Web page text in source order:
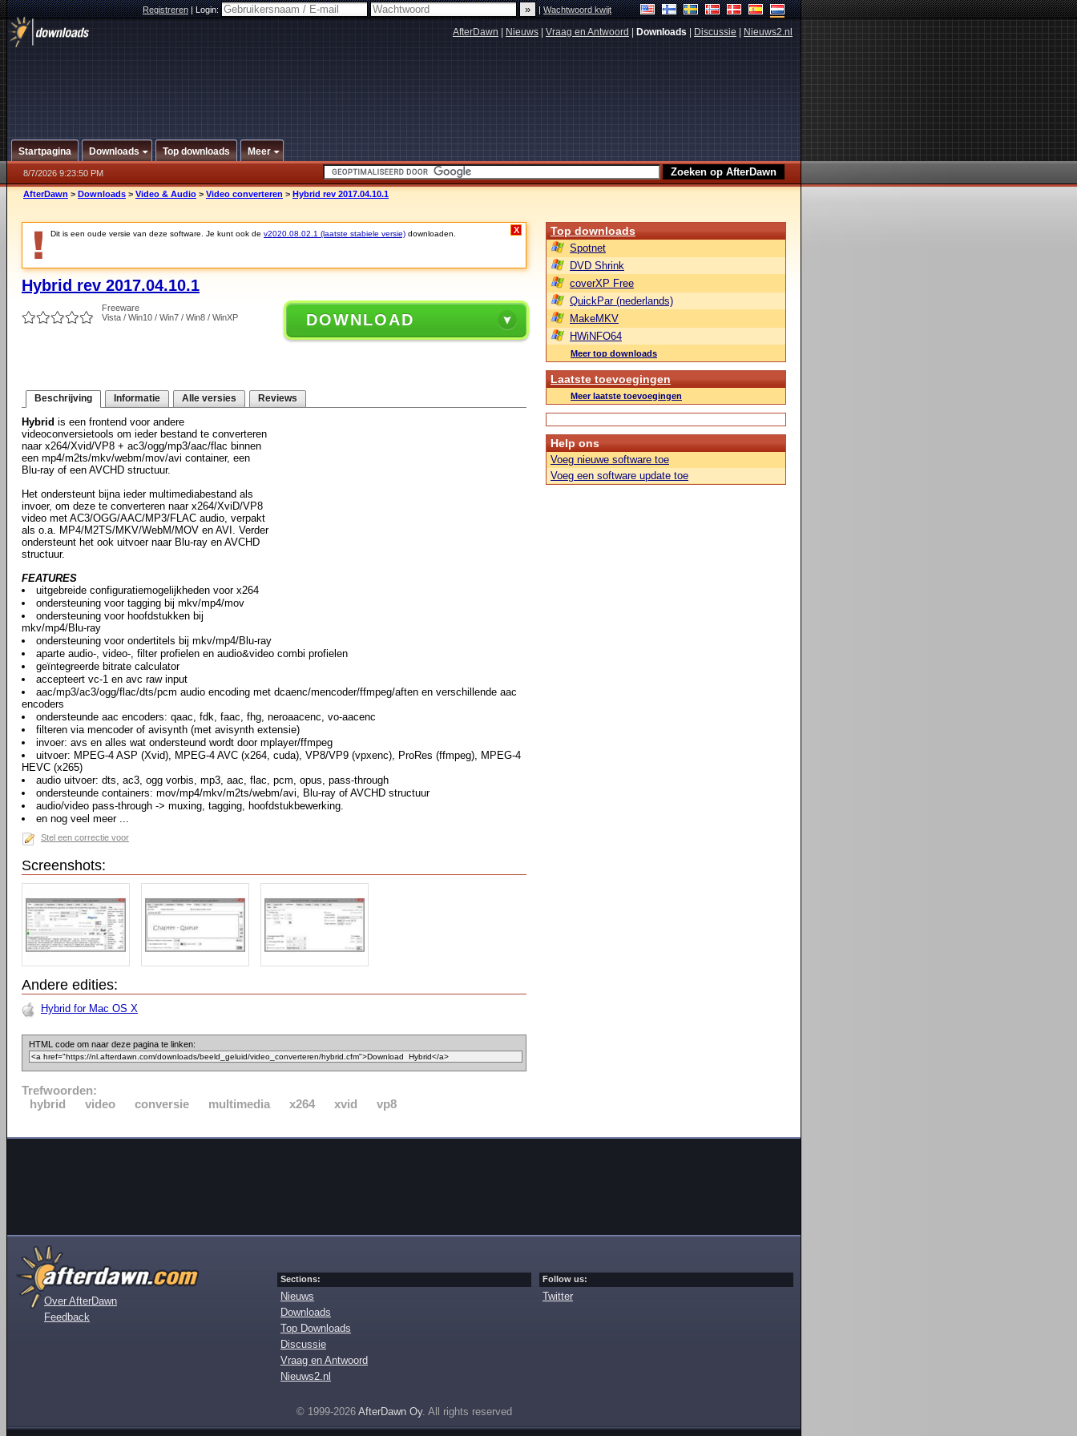
Registreren|Login: |Wachtwoord kwijt
AfterDawn Nieuws Vraag en Antwoord Downloads Discussie Nieuws2.nl
Startpagina Downloads Top downloads Meer
8/7/2026 9:23:50 PM
AfterDawn > Downloads > Video & Audio > Video converteren > Hybrid rev 2017.04.10.1
Dit is een oude versie van deze software. Je kunt ook de v2020.08.02.1 (laatste stabiele versie) downloaden. X
Hybrid rev 2017.04.10.1
Freeware
Vista / Win10 / Win7 / Win8 / WinXP
DOWNLOAD
Beschrijving Informatie Alle versies Reviews
Hybrid is een frontend voor andere
videoconversietools om ieder bestand te converteren
naar x264/Xvid/VP8 + ac3/ogg/mp3/aac/flac binnen
een mp4/m2ts/mkv/webm/mov/avi container, een
Blu-ray of een AVCHD structuur.
Het ondersteunt bijna ieder multimediabestand als
invoer, om deze te converteren naar x264/XviD/VP8
video met AC3/OGG/AAC/MP3/FLAC audio, verpakt
als o.a. MP4/M2TS/MKV/WebM/MOV en AVI. Verder
ondersteunt het ook uitvoer naar Blu-ray en AVCHD
structuur.
FEATURES
uitgebreide configuratiemogelijkheden voor x264
ondersteuning voor tagging bij mkv/mp4/mov
ondersteuning voor hoofdstukken bij
mkv/mp4/Blu-ray
ondersteuning voor ondertitels bij mkv/mp4/Blu-ray
aparte audio-, video-, filter profielen en audio&video combi profielen
geïntegreerde bitrate calculator
accepteert vc-1 en avc raw input
aac/mp3/ac3/ogg/flac/dts/pcm audio encoding met dcaenc/mencoder/ffmpeg/aften en verschillende aac
encoders
ondersteunde aac encoders: qaac, fdk, faac, fhg, neroaacenc, vo-aacenc
filteren via mencoder of avisynth (met avisynth extensie)
invoer: avs en alles wat ondersteund wordt door mplayer/ffmpeg
uitvoer: MPEG-4 ASP (Xvid), MPEG-4 AVC (x264, cuda), VP8/VP9 (vpxenc), ProRes (ffmpeg), MPEG-4
HEVC (x265)
audio uitvoer: dts, ac3, ogg vorbis, mp3, aac, flac, pcm, opus, pass-through
ondersteunde containers: mov/mp4/mkv/m2ts/webm/avi, Blu-ray of AVCHD structuur
audio/video pass-through -> muxing, tagging, hoofdstukbewerking.
en nog veel meer ...
Stel een correctie voor
Screenshots:
Andere edities:
Hybrid for Mac OS X
HTML code om naar deze pagina te linken:
Trefwoorden:
hybrid
video conversie multimedia x264 xvid vp8
Top downloads
Spotnet
DVD Shrink
coverXP Free
QuickPar (nederlands)
MakeMKV
HWiNFO64
Meer top downloads
Laatste toevoegingen
Meer laatste toevoegingen
Help ons
Voeg nieuwe software toe
Voeg een software update toe
Over AfterDawn
Feedback
Sections:
Nieuws
Downloads
Top Downloads
Discussie
Vraag en Antwoord
Nieuws2.nl
Follow us:
Twitter
© 1999-2026 AfterDawn Oy. All rights reserved